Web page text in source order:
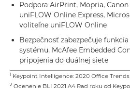
Podpora AirPrint, Mopria, Canon
uniFLOW Online Express,
voliteľne uniFLOW Online
Bezpečnosť zabezpečuje
systému, McAfee Embedded
pripojenia do duálnej siete
1 Keypoint Intelligence: 2020 Office
2 Ocenenie BLI 2021 A4 Rad roku od